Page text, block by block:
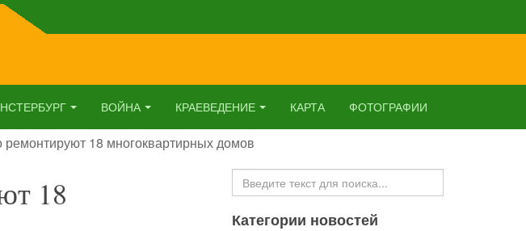
ВОЙНА КРАЕВЕДЕНИЕ КАРТА ФОТОГРАФИИ
ремонтируют 18 многоквартирных домов
18
Искать...
Категории новостей